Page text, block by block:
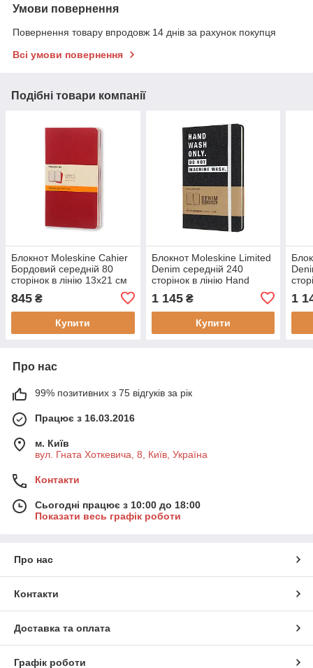
Умови повернення
Повернення товару впродовж 14 днів за рахунок покупця
Всі умови повернення
Подібні товари компанії
Блокнот Moleskine Cahier
Бордовий середній 80
сторінок в лінію 13х21 см
845 ₴
Купити
Блокнот Moleskine Limited
Denim середній 240
сторінок в лінію Hand
(8058341710739)
1 145₴
Купити
1
Про нас
99% позитивних з 75 відгуків за рік
Працює з 16.03.2016
м. Київ
вул. Гната Хоткевича, 8, Київ, Україна
Контакти
Сьогодні працює з 10:00 до 18:00
Показати весь графік роботи
Про нас
Контакти
Доставка та оплата
Графік роботи